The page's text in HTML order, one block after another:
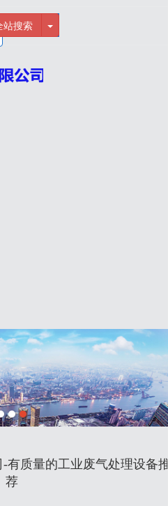
站搜索
有质量的工业废气处理设备
荐